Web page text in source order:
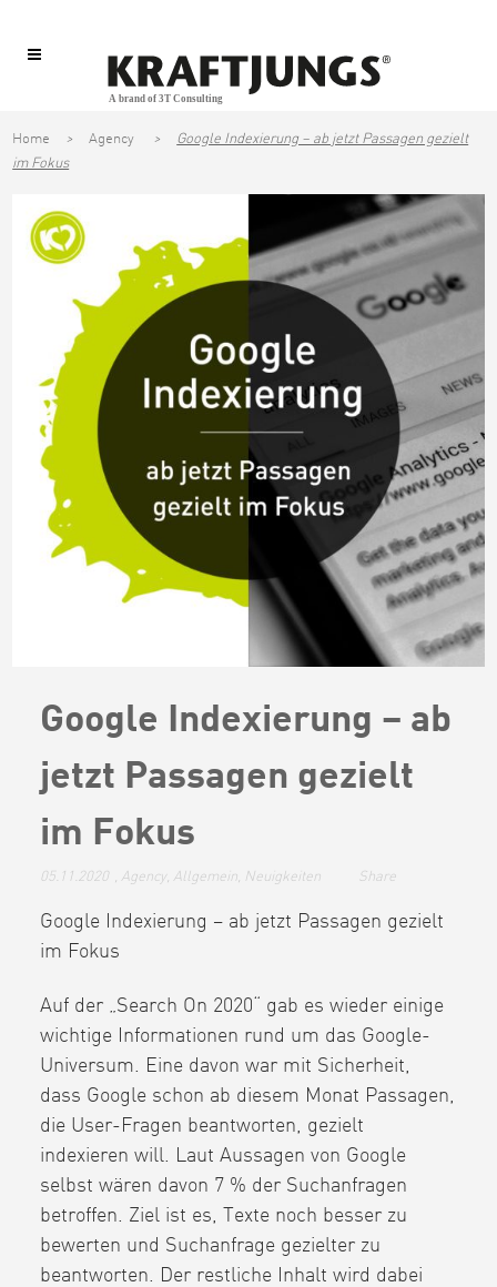
Home > Agency >
Google Indexierung – ab jetzt Passagen gezielt
im Fokus
Google Indexierung – ab
jetzt Passagen gezielt
im Fokus
05.11.2020 Agency Allgemein Neuigkeiten Share
Google Indexierung – ab jetzt Passagen gezielt
im Fokus
Auf der „Search On 2020“ gab es wieder einige
wichtige Informationen rund um das Google-
Universum. Eine davon war mit Sicherheit,
dass Google schon ab diesem Monat Passagen,
die User-Fragen beantworten, gezielt
indexieren will. Laut Aussagen von Google
selbst wären davon 7 % der Suchanfragen
betroffen. Ziel ist es, Texte noch besser zu
bewerten und Suchanfrage gezielter zu
beantworten. Der restliche Inhalt wird dabei